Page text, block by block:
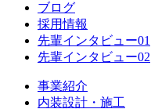
ブログ
採用情報
先輩インタビュー01
先輩インタビュー02
事業紹介
内装設計・施工